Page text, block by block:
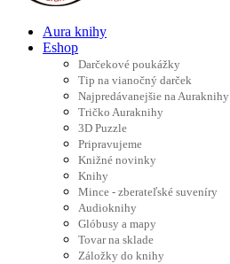
Aura knihy
Eshop
Darčekové poukážky
Tip na vianočný darček
Najpredávanejšie na Auraknihy
Tričko Auraknihy
3D Puzzle
Pripravujeme
Knižné novinky
Knihy
Mince - zberateľské suveníry
Audioknihy
Glóbusy a mapy
Tovar na sklade
Záložky do knihy